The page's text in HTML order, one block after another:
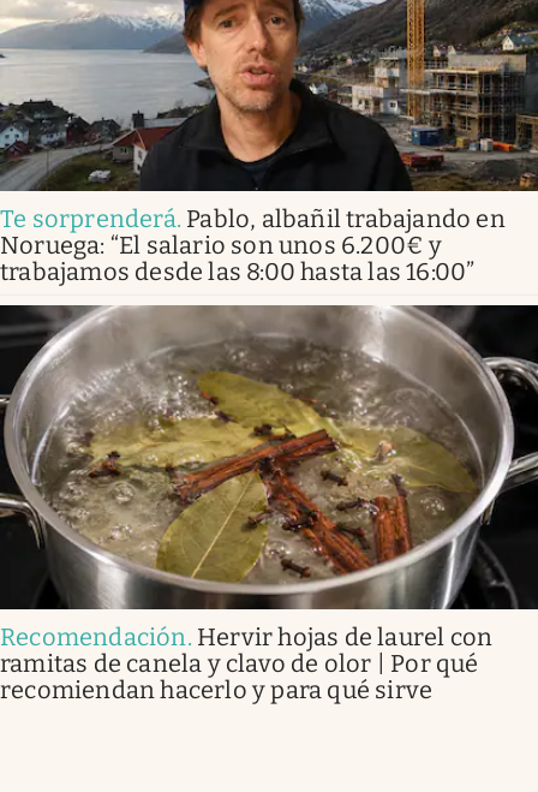
Te sorprenderá. Pablo, albañil trabajando en
Noruega: “El salario son unos 6.200€ y
trabajamos desde las 8:00 hasta las 16:00”
Recomendación. Hervir hojas de laurel con
ramitas de canela y clavo de olor | Por qué
recomiendan hacerlo y para qué sirve